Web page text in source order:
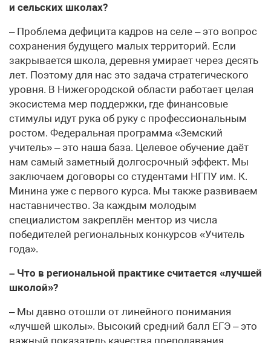
и сельских школах?
– Проблема дефицита кадров на селе – это вопрос
сохранения будущего малых территорий. Если
закрывается школа, деревня умирает через десять
лет. Поэтому для нас это задача стратегического
уровня. В Нижегородской области работает целая
экосистема мер поддержки, где финансовые
стимулы идут рука об руку с профессиональным
ростом. Федеральная программа «Земский
учитель» – это наша база. Целевое обучение даёт
нам самый заметный долгосрочный эффект. Мы
заключаем договоры со студентами НГПУ им. К.
Минина уже с первого курса. Мы также развиваем
наставничество. За каждым молодым
специалистом закреплён ментор из числа
победителей региональных конкурсов «Учитель
года».
– Что в региональной практике считается «лучшей
школой»?
– Мы давно отошли от линейного понимания
«лучшей школы». Высокий средний балл ЕГЭ – это